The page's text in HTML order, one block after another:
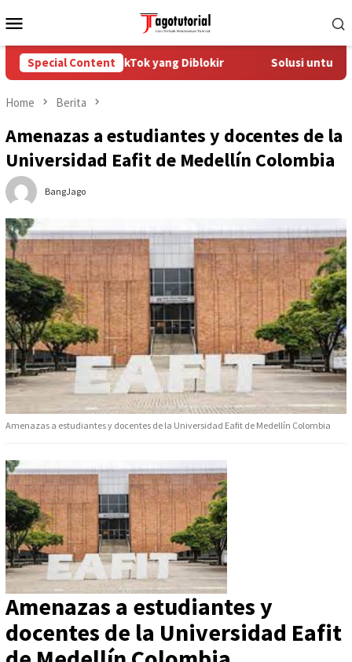
to
Menu
Special Content
Akun TikTok yang Diblokir Solusi untuk Akun
Home Berita
Amenazas a estudiantes y docentes de la
Universidad Eafit de Medellín Colombia
BangJago
Amenazas a estudiantes y docentes de la Universidad Eafit de Medellín Colombia
Amenazas a estudiantes y
docentes de la Universidad Eafit